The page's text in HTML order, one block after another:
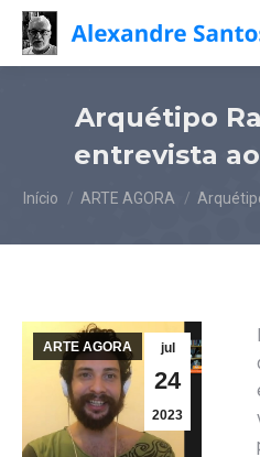
Arquétipo
entrevista
Você está aqui:
Início ARTE AGORA
jul
24
2023
ARTE AGORA